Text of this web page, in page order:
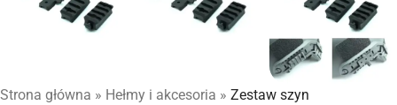
Strona główna » Hełmy i akcesoria » Zestaw szyn